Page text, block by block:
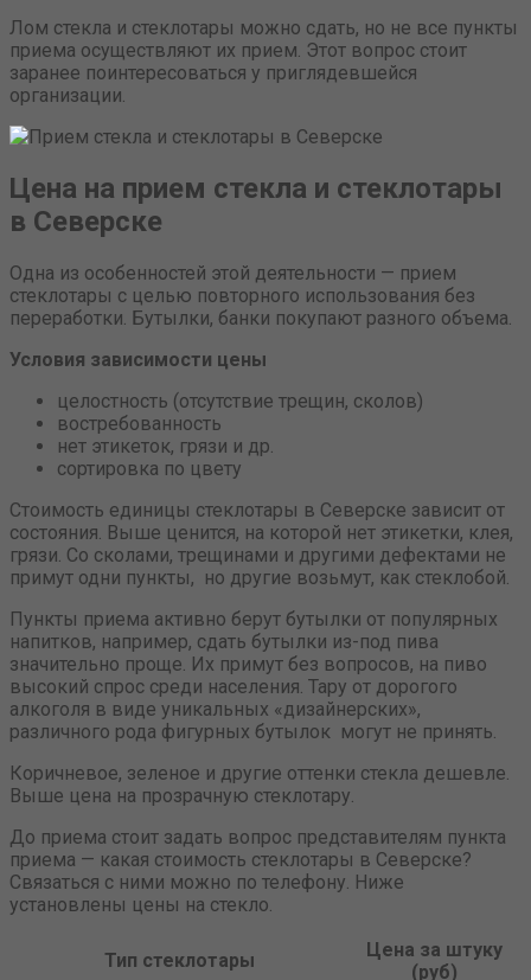
Лом стекла и стеклотары можно сдать, но не все пункты
приема осуществляют их прием. Этот вопрос стоит
заранее поинтересоваться у приглядевшейся
организации.
Цена на прием стекла и стеклотары
в Северске
Одна из особенностей этой деятельности — прием
стеклотары с целью повторного использования без
переработки. Бутылки, банки покупают разного объема.
Условия зависимости цены
целостность (отсутствие трещин, сколов)
востребованность
нет этикеток, грязи и др.
сортировка по цвету
Стоимость единицы стеклотары в Северске зависит от
состояния. Выше ценится, на которой нет этикетки, клея,
грязи. Со сколами, трещинами и другими дефектами не
примут одни пункты, но другие возьмут, как стеклобой.
Пункты приема активно берут бутылки от популярных
напитков, например, сдать бутылки из-под пива
значительно проще. Их примут без вопросов, на пиво
высокий спрос среди населения. Тару от дорогого
алкоголя в виде уникальных «дизайнерских»,
различного рода фигурных бутылок могут не принять.
Коричневое, зеленое и другие оттенки стекла дешевле.
Выше цена на прозрачную стеклотару.
До приема стоит задать вопрос представителям пункта
приема — какая стоимость стеклотары в Северске?
Связаться с ними можно по телефону. Ниже
установлены цены на стекло.
Тип стеклотары
Цена за штуку
(руб)